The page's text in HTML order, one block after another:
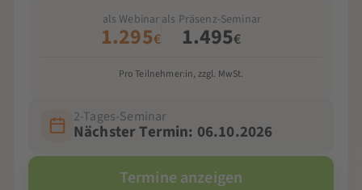
als Webinar
1.295€
als Präsenz-Seminar
1.495€
Pro Teilnehmer:in, zzgl. MwSt.
2-Tages-Seminar
Nächster Termin: 06.10.2026
Termine anzeigen